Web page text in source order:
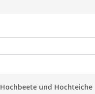
Hochbeete und Hochteiche